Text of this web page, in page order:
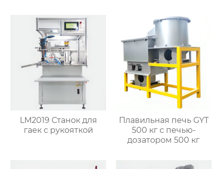
LM2019 Станок для
гаек с рукояткой
Плавильная печь GYT
500 кг с печью-
дозатором 500 кг